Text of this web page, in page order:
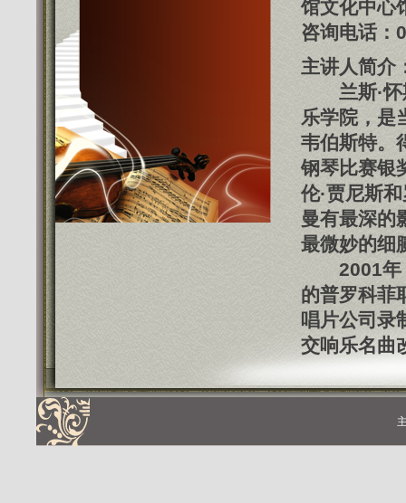
馆文化中
咨询电话：
主讲人简介
兰斯·
乐学院，是
韦伯斯特。
钢琴比赛银
伦·贾尼斯
曼有最深的
最微妙的细
2001年
的普罗科菲
唱片公司录
交响乐名曲